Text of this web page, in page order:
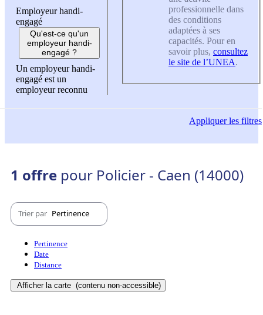
Employeur handi-
engagé
Qu'est-ce qu'un
employeur handi-
engagé ?
Un employeur handi-
engagé est un
employeur reconnu
professionnelle dans
des conditions
adaptées à ses
capacités. Pour en
savoir plus, consultez
le site de l’UNEA.
Appliquerles filtres
1 offre pour Policier - Caen (14000)
Trier par Pertinence
Pertinence
Date
Distance
Afficher la carte (contenu non-accessible)